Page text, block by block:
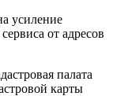
усиление
от адресов
карты